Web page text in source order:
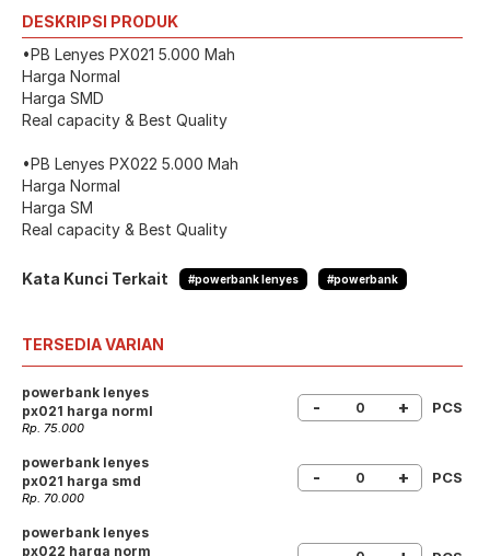
DESKRIPSI PRODUK
•PB Lenyes PX021 5.000 Mah
Harga Normal
Harga SMD
Real capacity & Best Quality
•PB Lenyes PX022 5.000 Mah
Harga Normal
Harga SM
Real capacity & Best Quality
Kata Kunci Terkait #powerbank lenyes #powerbank
TERSEDIA VARIAN
powerbank lenyes
px021 harga norml
Rp. 75.000
- + PCS
powerbank lenyes
px021 harga smd
Rp. 70.000
- + PCS
powerbank lenyes
px022 harga norm